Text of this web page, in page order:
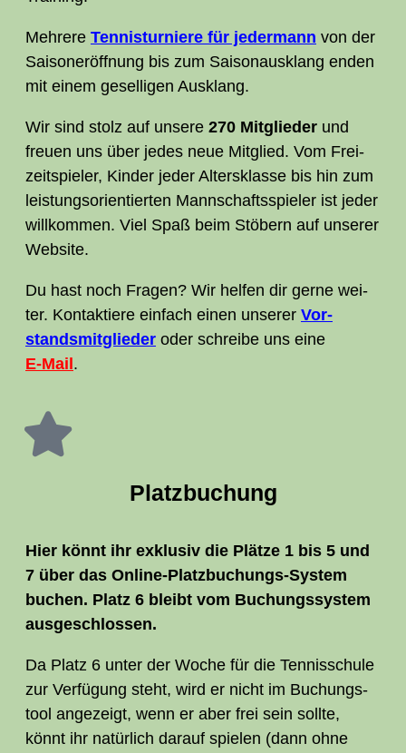
Meh­re­re Ten­nis­tur­nie­re für jeder­mann von der
Sai­son­er­öff­nung bis zum Sai­son­aus­klang enden
mit einem gesel­li­gen Ausklang.
Wir sind stolz auf unse­re 270 Mit­glieder und
freu­en uns über jedes neue Mit­glied. Vom Frei­
zeit­spie­ler, Kin­der jeder Alters­klas­se bis hin zum
leis­tungs­ori­en­tier­ten Mann­schafts­spie­ler ist jeder
will­kom­men. Viel Spaß beim Stö­bern auf unse­rer
Website.
Du hast noch Fra­gen? Wir hel­fen dir ger­ne wei­
ter. Kon­tak­tie­re ein­fach einen unse­rer Vor­
stands­mit­glie­der oder schrei­be uns eine
E‑Mail .
Platz­bu­chung
Hier könnt ihr exklu­siv die Plät­ze 1 bis 5 und
7 über das Online-Platz­bu­chungs-Sys­tem
buchen. Platz 6 bleibt vom Buchungs­sys­tem
ausgeschlossen.
Da Platz 6 unter der Woche für die Ten­nis­schu­le
zur Ver­fü­gung steht, wird er nicht im Buchungs­
tool ange­zeigt, wenn er aber frei sein soll­te,
könnt ihr natür­lich dar­auf spie­len (dann ohne